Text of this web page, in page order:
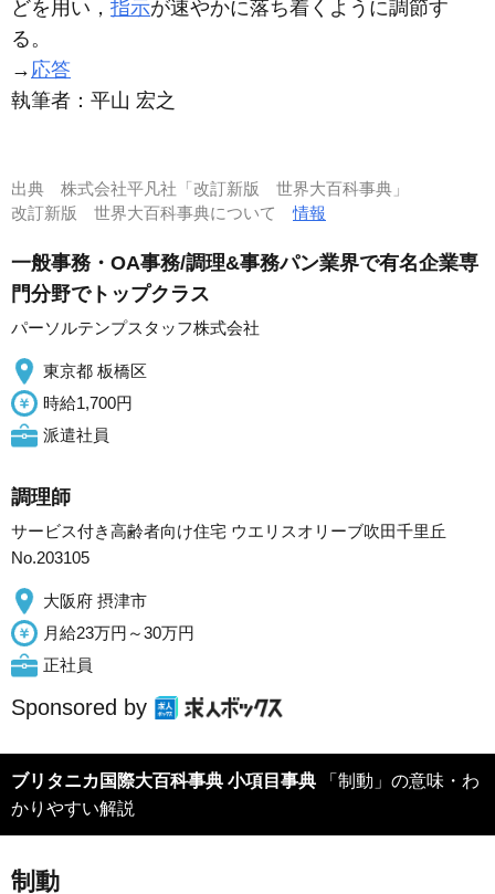
どを用い， 指示が速やかに落ち着くように調節す
る。
→ 応答
執筆者： 平山 宏之
出典 株式会社平凡社「改訂新版 世界大百科事典」
改訂新版 世界大百科事典について情報
一般事務・OA事務/調理&事務パン業界で有名企業専
門分野でトップクラス
パーソルテンプスタッフ株式会社
東京都 板橋区
時給1,700円
派遣社員
調理師
サービス付き高齢者向け住宅 ウエリスオリーブ吹田千里丘
No.203105
大阪府 摂津市
月給23万円～30万円
正社員
Sponsored by
ブリタニカ国際大百科事典 小項目事典 「制動」の意味・わ
かりやすい解説
制動